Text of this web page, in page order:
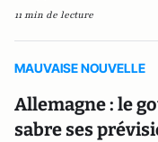
11 min de lecture
MAUVAISE NOUVELLE
Allemagne : le
sabre ses